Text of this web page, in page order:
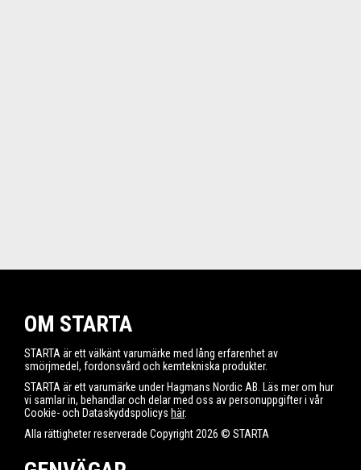
OM STARTA
STARTA är ett välkänt varumärke med lång erfarenhet av
smörjmedel, fordonsvård och kemtekniska produkter.
STARTA är ett varumärke under Hagmans Nordic AB. Läs mer om hur
vi samlar in, behandlar och delar med oss av personuppgifter i vår
Cookie- och Dataskyddspolicys här.
Alla rättigheter reserverade Copyright 2026 © STARTA